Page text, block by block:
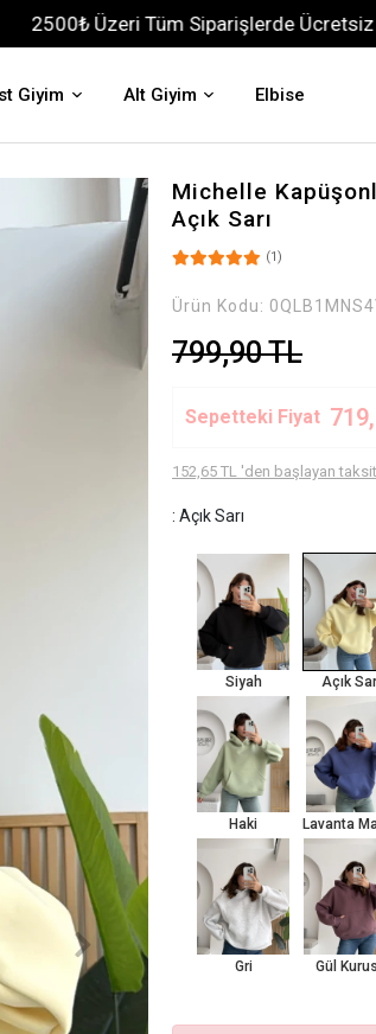
Tüm Siparişlerde Ücretsiz Kargo!
Giyim Alt Giyim Elbise
Michelle
Açık Sarı
(1)
Ürün Kodu:
799,90 TL
Sepetteki Fiyat
152,65 TL 'den başlayan
: Açık Sarı
Siyah Açık
Haki Lavanta
Gri Gül